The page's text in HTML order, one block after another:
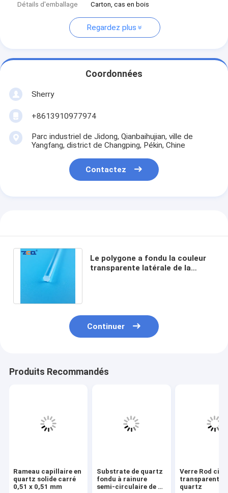
Détails d'emballage
Carton, cas en bois
Regardez plus
Coordonnées
Sherry
+8613910977974
Parc industriel de Jidong, Qianbaihujian, ville de
Yangfang, district de Changping, Pékin, Chine
Contactez
Le polygone a fondu la couleur
transparente latérale de la
Continuer
Produits Recommandés
Rameau capillaire en
quartz solide carré
0,51 x 0,51 mm
Substrate de quartz
fondu à rainure
semi-circulaire de 4
Verre Rod
transparent
quartz